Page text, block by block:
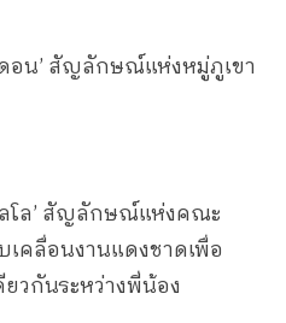
ดอน’ สัญลักษณ์แห่งหมู่ภูเขา
โล’ สัญลักษณ์แห่งคณะ
คลื่อนงานแดงชาดเพื่อ
วกันระหว่างพี่น้อง